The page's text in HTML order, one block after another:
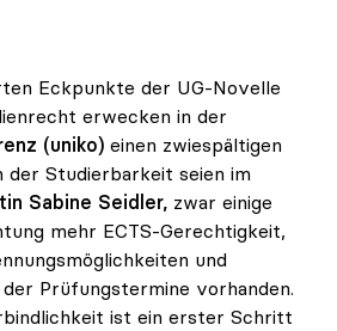
Eckpunkte der UG-Novelle
erwecken in der
(uniko) einen zwiespältigen
der Studierbarkeit seien im
Sabine Seidler, zwar einige
mehr ECTS-Gerechtigkeit,
und
Prüfungstermine vorhanden.
ist ein erster Schritt